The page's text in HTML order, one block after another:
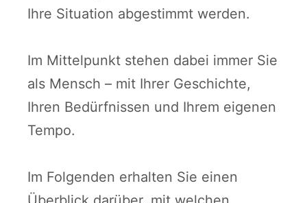
Ihre Situation abgestimmt werden.
Im Mittelpunkt stehen dabei immer Sie
als Mensch – mit Ihrer Geschichte,
Ihren Bedürfnissen und Ihrem eigenen
Tempo.
Im Folgenden erhalten Sie einen